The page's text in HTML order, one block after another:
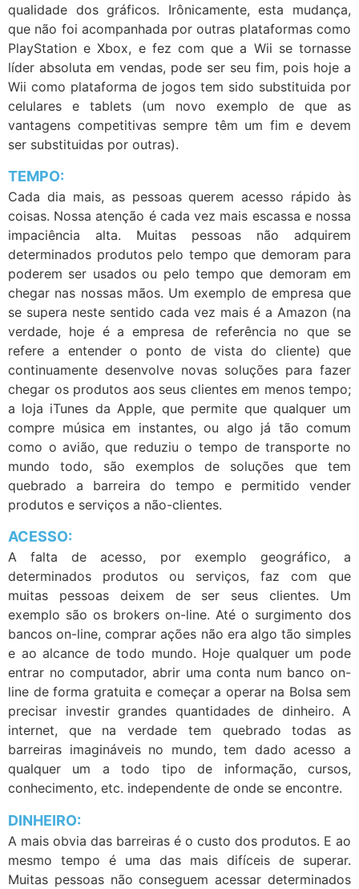
qualidade dos gráficos. Irônicamente, esta mudança,
que não foi acompanhada por outras plataformas como
PlayStation e Xbox, e fez com que a Wii se tornasse
líder absoluta em vendas, pode ser seu fim, pois hoje a
Wii como plataforma de jogos tem sido substituida por
celulares e tablets (um novo exemplo de que as
vantagens competitivas sempre têm um fim e devem
ser substituidas por outras).
TEMPO:
Cada dia mais, as pessoas querem acesso rápido às
coisas. Nossa atenção é cada vez mais escassa e nossa
impaciência alta. Muitas pessoas não adquirem
determinados produtos pelo tempo que demoram para
poderem ser usados ou pelo tempo que demoram em
chegar nas nossas mãos. Um exemplo de empresa que
se supera neste sentido cada vez mais é a Amazon (na
verdade, hoje é a empresa de referência no que se
refere a entender o ponto de vista do cliente) que
continuamente desenvolve novas soluções para fazer
chegar os produtos aos seus clientes em menos tempo;
a loja iTunes da Apple, que permite que qualquer um
compre música em instantes, ou algo já tão comum
como o avião, que reduziu o tempo de transporte no
mundo todo, são exemplos de soluções que tem
quebrado a barreira do tempo e permitido vender
produtos e serviços a não-clientes.
ACESSO:
A falta de acesso, por exemplo geográfico, a
determinados produtos ou serviços, faz com que
muitas pessoas deixem de ser seus clientes. Um
exemplo são os brokers on-line. Até o surgimento dos
bancos on-line, comprar ações não era algo tão simples
e ao alcance de todo mundo. Hoje qualquer um pode
entrar no computador, abrir uma conta num banco on-
line de forma gratuita e começar a operar na Bolsa sem
precisar investir grandes quantidades de dinheiro. A
internet, que na verdade tem quebrado todas as
barreiras imagináveis no mundo, tem dado acesso a
qualquer um a todo tipo de informação, cursos,
conhecimento, etc. independente de onde se encontre.
DINHEIRO:
A mais obvia das barreiras é o custo dos produtos. E ao
mesmo tempo é uma das mais difíceis de superar.
Muitas pessoas não conseguem acessar determinados